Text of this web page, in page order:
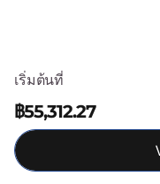
4
เริ่มต้นที่
฿55,312.27